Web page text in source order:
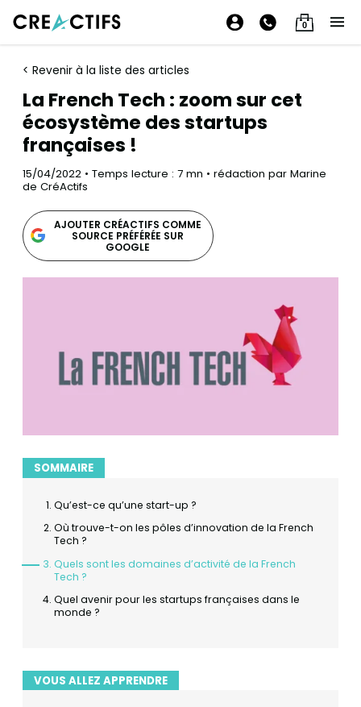
0
< Revenir à la liste des articles
La French Tech : zoom sur cet
écosystème des startups
françaises !
15/04/2022 • Temps lecture : 7 mn • rédaction par Marine
de CréActifs
AJOUTER CRÉACTIFS COMME
SOURCE PRÉFÉRÉE SUR
GOOGLE
SOMMAIRE
Qu’est-ce qu’une start-up ?
Où trouve-t-on les pôles d’innovation de la French
Tech ?
Quels sont les domaines d’activité de la French
Tech ?
Quel avenir pour les startups françaises dans le
monde ?
VOUS ALLEZ APPRENDRE